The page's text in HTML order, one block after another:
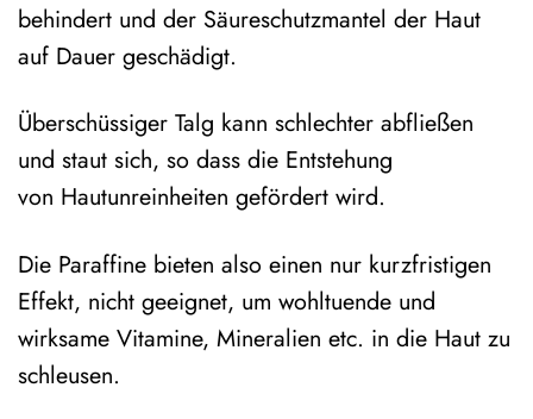
behindert und der Säureschutzmantel der Haut
auf Dauer geschädigt.
Überschüssiger Talg kann schlechter abfließen
und staut sich, so dass die Entstehung
von Hautunreinheiten gefördert wird.
Die Paraffine bieten also einen nur kurzfristigen
Effekt, nicht geeignet, um wohltuende und
wirksame Vitamine, Mineralien etc. in die Haut zu
schleusen.